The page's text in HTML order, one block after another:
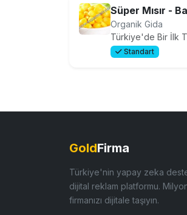
Organik Gida
Standart
GoldFirma
Türkiye'nin yapay zeka
dijital reklam platformu.
firmanızı dijitale taşıyın.